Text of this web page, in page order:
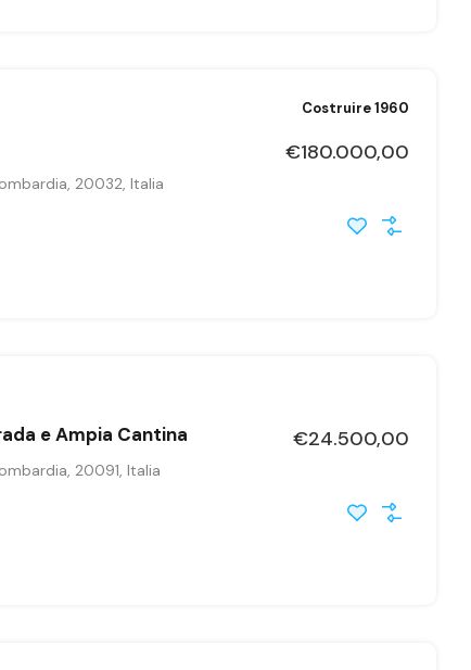
Costruire 1960
20032, Italia
€180.000,00
e Ampia Cantina
20091, Italia
€24.500,00